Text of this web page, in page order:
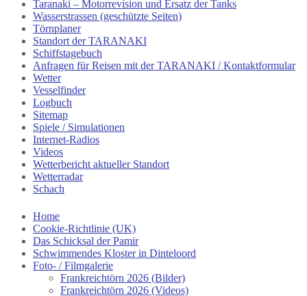
Taranaki – Motorrevision und Ersatz der Tanks
Wasserstrassen (geschützte Seiten)
Törnplaner
Standort der TARANAKI
Schiffstagebuch
Anfragen für Reisen mit der TARANAKI / Kontaktformular
Wetter
Vesselfinder
Logbuch
Sitemap
Spiele / Simulationen
Internet-Radios
Videos
Wetterbericht aktueller Standort
Wetterradar
Schach
Home
Cookie-Richtlinie (UK)
Das Schicksal der Pamir
Schwimmendes Kloster in Dinteloord
Foto- / Filmgalerie
Frankreichtörn 2026 (Bilder)
Frankreichtörn 2026 (Videos)